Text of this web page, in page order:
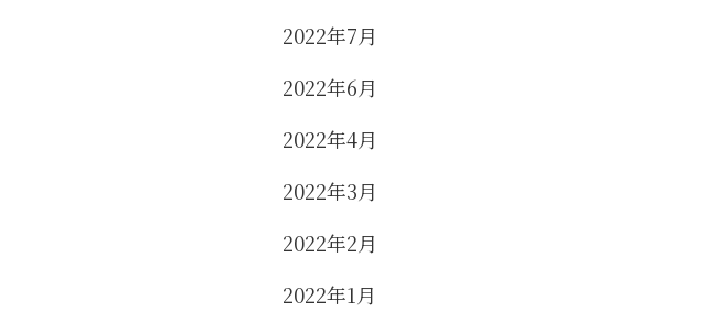
2022年7月
2022年6月
2022年4月
2022年3月
2022年2月
2022年1月